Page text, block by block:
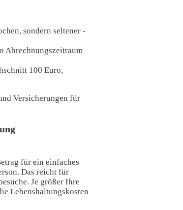
sondern seltener -
Abrechnungszeitraum
100 Euro,
Versicherungen für
für ein einfaches
Das reicht für
Je größer Ihre
Lebenshaltungskosten